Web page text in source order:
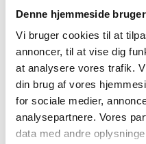
Denne hjemmeside
Vi bruger cookies til at
annoncer, til at vise dig
at analysere vores trafik.
din brug af vores
for sociale medier,
analysepartnere. Vores
data med andre
Indsatsen bygger videre
OVEN PÅ’-projektet og
Vejledningsmetode’, og
informationsmateriale
arbejdes der videre med
i Region Syddanmark.
Samarbejdet forventer at